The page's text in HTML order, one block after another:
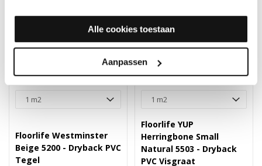
Alle cookies toestaan
Aanpassen
Floorlife Westminster
Beige 5200 - Dryback PVC
Tegel
Floorlife YUP
Herringbone Small
Natural 5503 - Dryback
PVC Visgraat